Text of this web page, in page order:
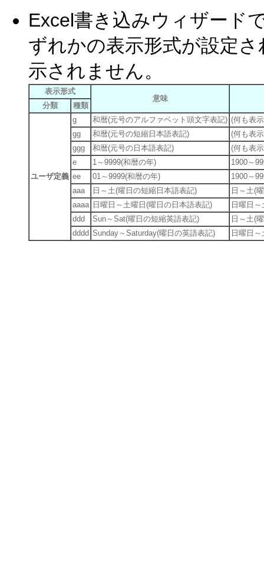
Excel書き込みウィザード
ずれかの表示形式が設定
示されません。
表示形式
意味
分類
種類
ユーザ定義
g 和暦(元号のアルファベット頭文字表記) (何も表
gg
和暦(元号の短縮日本語表記)
(何も表
ggg
和暦(元号の日本語表記)
(何も表
e
1～9999(和暦の年)
1900～
ee
01～9999(和暦の年)
1900～
aaa
日～土(曜日の短縮日本語表記)
日～土(
aaaa 日曜日～土曜日(曜日の日本語表記)
日曜日
ddd
Sun～Sat(曜日の短縮英語表記)
日～土(
dddd Sunday～Saturday(曜日の英語表記) 日曜日